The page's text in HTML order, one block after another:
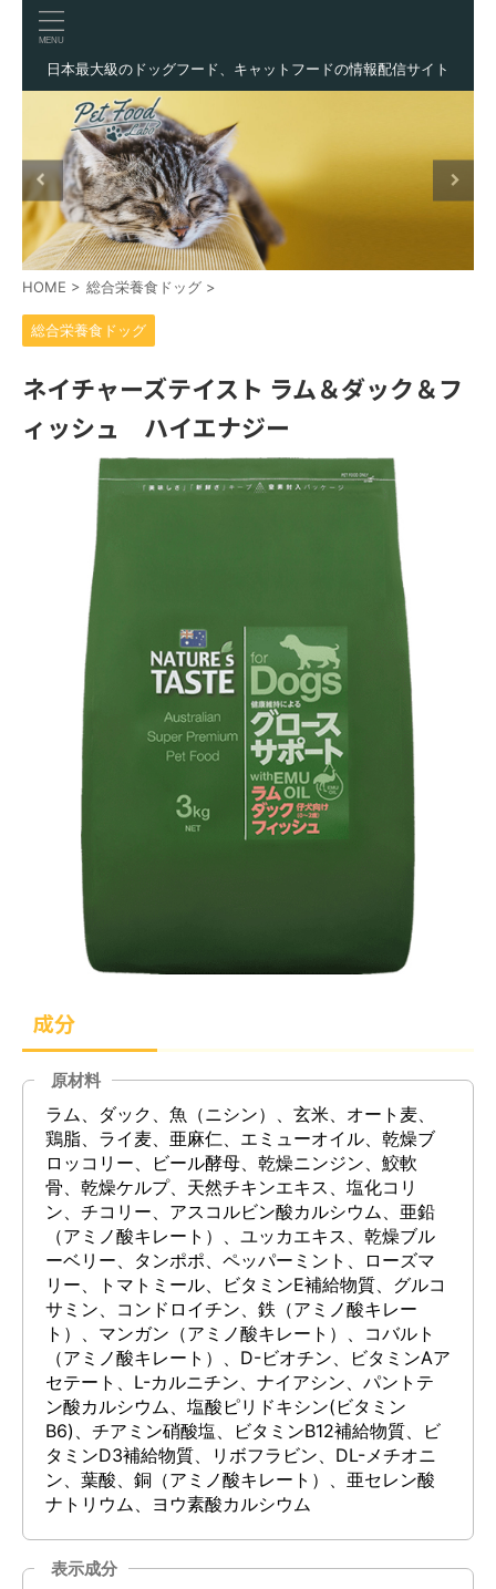
日本最大級のドッグフード、キャットフードの情報配信サイト
HOME > 総合栄養食ドッグ >
総合栄養食ドッグ
ネイチャーズテイスト ラム＆ダック＆フ
ィッシュ ハイエナジー
成分
原材料
ラム、ダック、魚（ニシン）、玄米、オート麦、
鶏脂、ライ麦、亜麻仁、エミューオイル、乾燥ブ
ロッコリー、ビール酵母、乾燥ニンジン、鮫軟
骨、乾燥ケルプ、天然チキンエキス、塩化コリ
ン、チコリー、アスコルビン酸カルシウム、亜鉛
（アミノ酸キレート）、ユッカエキス、乾燥ブル
ーベリー、タンポポ、ペッパーミント、ローズマ
リー、トマトミール、ビタミンE補給物質、グルコ
サミン、コンドロイチン、鉄（アミノ酸キレー
ト）、マンガン（アミノ酸キレート）、コバルト
（アミノ酸キレート）、D-ビオチン、ビタミンAア
セテート、L-カルニチン、ナイアシン、パントテ
ン酸カルシウム、塩酸ピリドキシン(ビタミン
B6)、チアミン硝酸塩、ビタミンB12補給物質、ビ
タミンD3補給物質、リボフラビン、DL-メチオニ
ン、葉酸、銅（アミノ酸キレート）、亜セレン酸
ナトリウム、ヨウ素酸カルシウム
表示成分